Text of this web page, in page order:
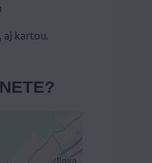
aj kartou.